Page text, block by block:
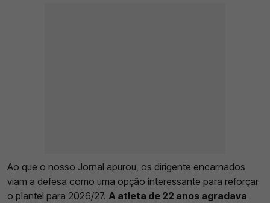
Ao que o nosso Jornal apurou, os dirigente encarnados
viam a defesa como uma opção interessante para reforçar
o plantel para 2026/27. A atleta de 22 anos agradava